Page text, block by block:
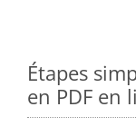
Étapes
en PDF en